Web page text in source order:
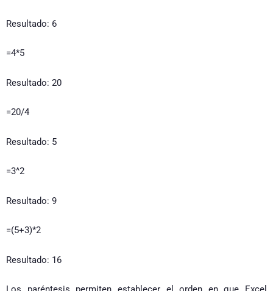
Resultado: 6
=4*5
Resultado: 20
=20/4
Resultado: 5
=3^2
Resultado: 9
=(5+3)*2
Resultado: 16